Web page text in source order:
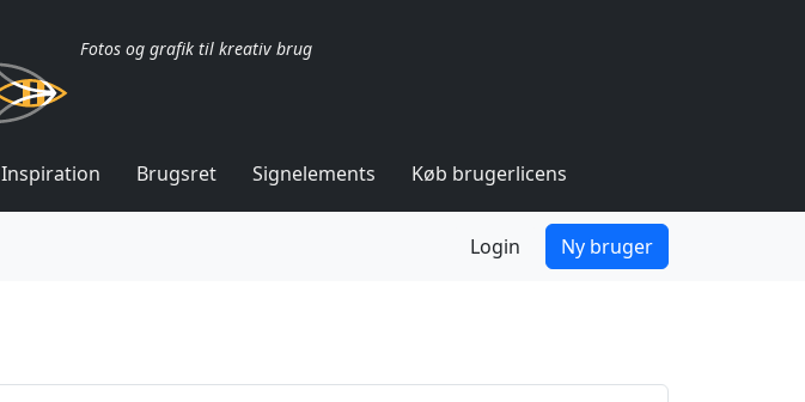
Fotos og grafik til kreativ brug
Inspiration Brugsret Signelements Køb brugerlicens
Login Ny bruger